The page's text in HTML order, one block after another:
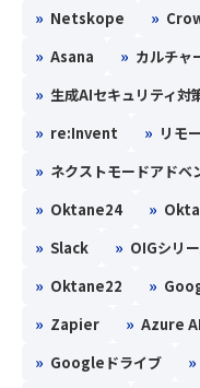
» Netskope »
» Asana » カルチャ
» 生成AIセキュリティ対
» re:Invent » リモ
» ネクストモードアド
» Oktane24 »
» Slack » OIGシリ
» Oktane22 »
» Zapier » Azure
» Googleドライブ »